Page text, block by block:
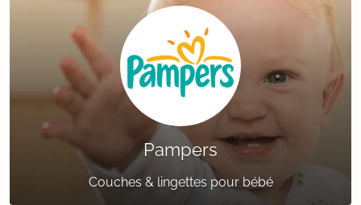
Pampers
Couches & lingettes pour bébé